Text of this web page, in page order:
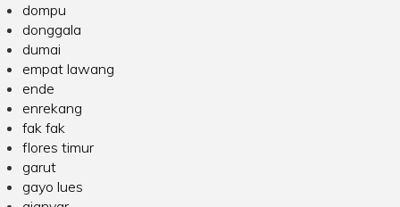
dompu
donggala
dumai
empat lawang
ende
enrekang
fak fak
flores timur
garut
gayo lues